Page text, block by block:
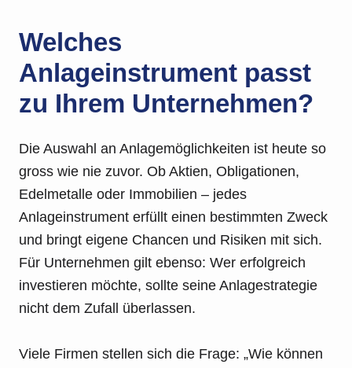
Welches
Anlageinstrument passt
zu Ihrem Unternehmen?
Die Auswahl an Anlagemöglichkeiten ist heute so
gross wie nie zuvor. Ob Aktien, Obligationen,
Edelmetalle oder Immobilien – jedes
Anlageinstrument erfüllt einen bestimmten Zweck
und bringt eigene Chancen und Risiken mit sich.
Für Unternehmen gilt ebenso: Wer erfolgreich
investieren möchte, sollte seine Anlagestrategie
nicht dem Zufall überlassen.
Viele Firmen stellen sich die Frage: „Wie können